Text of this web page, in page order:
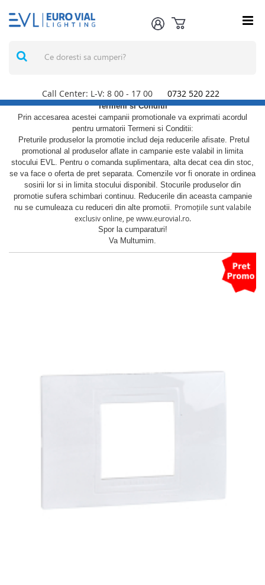
Call Center: L-V: 8 00 - 17 00 0732 520 222
Termeni si Conditii
Prin accesarea acestei campanii promotionale va exprimati acordul
pentru urmatorii Termeni si Conditii:
Preturile produselor la promotie includ deja reducerile afisate. Pretul
promotional al produselor aflate in campanie este valabil in limita
stocului EVL. Pentru o comanda suplimentara, alta decat cea din stoc,
se va face o oferta de pret separata. Comenzile vor fi onorate in ordinea
sosirii lor si in limita stocului disponibil. Stocurile produselor din
promotie sufera schimbari continuu. Reducerile din aceasta campanie
nu se cumuleaza cu reduceri din alte promotii. Promoțiile sunt valabile
exclusiv online, pe www.eurovial.ro.
Spor la cumparaturi!
Va Multumim.